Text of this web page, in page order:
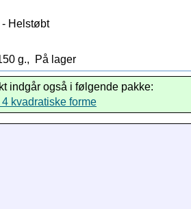
- Helstøbt
g., På lager
indgår også i følgende pakke:
kvadratiske forme